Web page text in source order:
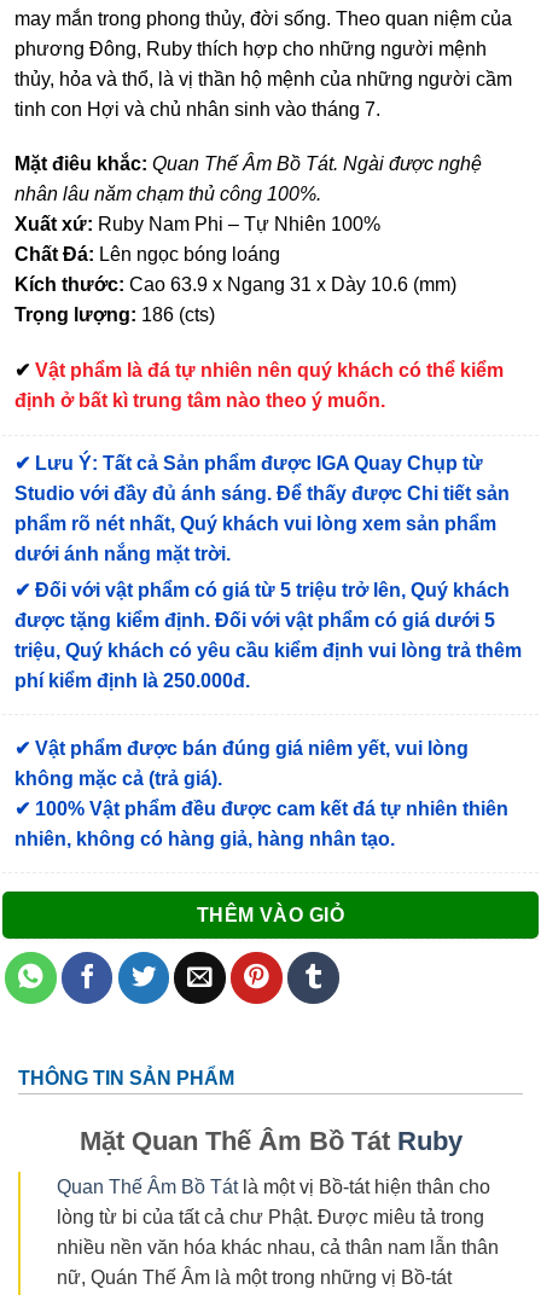
may mắn trong phong thủy, đời sống. Theo quan niệm của
phương Đông, Ruby thích hợp cho những người mệnh
thủy, hỏa và thổ, là vị thần hộ mệnh của những người cầm
tinh con Hợi và chủ nhân sinh vào tháng 7.
Mặt điêu khắc: Quan Thế Âm Bồ Tát. Ngài được nghệ
nhân lâu năm chạm thủ công 100%.
Xuất xứ: Ruby Nam Phi – Tự Nhiên 100%
Chất Đá: Lên ngọc bóng loáng
Kích thước: Cao 63.9 x Ngang 31 x Dày 10.6 (mm)
Trọng lượng: 186 (cts)
✔ Vật phẩm là đá tự nhiên nên quý khách có thể kiểm
định ở bất kì trung tâm nào theo ý muốn.
✔ Lưu Ý: Tất cả Sản phẩm được IGA Quay Chụp từ
Studio với đầy đủ ánh sáng. Để thấy được Chi tiết sản
phẩm rõ nét nhất, Quý khách vui lòng xem sản phẩm
dưới ánh nắng mặt trời.
✔ Đối với vật phẩm có giá từ 5 triệu trở lên, Quý khách
được tặng kiểm định. Đối với vật phẩm có giá dưới 5
triệu, Quý khách có yêu cầu kiểm định vui lòng trả thêm
phí kiểm định là 250.000đ.
✔ Vật phẩm được bán đúng giá niêm yết, vui lòng
không mặc cả (trả giá).
✔ 100% Vật phẩm đều được cam kết đá tự nhiên thiên
nhiên, không có hàng giả, hàng nhân tạo.
THÊM VÀO GIỎ
THÔNG TIN SẢN PHẨM
Mặt Quan Thế Âm Bồ Tát Ruby
Quan Thế Âm Bồ Tátlà một vị Bồ-tát hiện thân cho
lòng từ bi của tất cả chư Phật. Được miêu tả trong
nhiều nền văn hóa khác nhau, cả thân nam lẫn thân
nữ, Quán Thế Âm là một trong những vị Bồ-tát